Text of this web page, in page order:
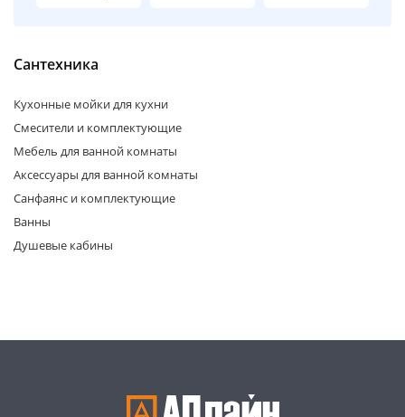
Сантехника
Кухонные мойки для кухни
Смесители и комплектующие
Мебель для ванной комнаты
Аксессуары для ванной комнаты
Санфаянс и комплектующие
Ванны
Душевые кабины